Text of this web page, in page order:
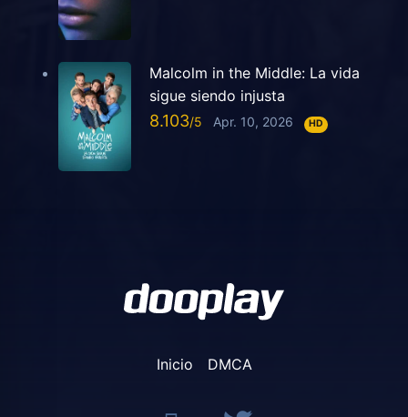
Malcolm in the Middle: La vida
sigue siendo injusta
8.103 Apr. 10, 2026 HD
Inicio DMCA